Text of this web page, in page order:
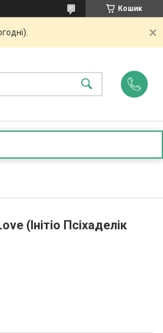
Кошик
(Iнітіо Псіхaделік